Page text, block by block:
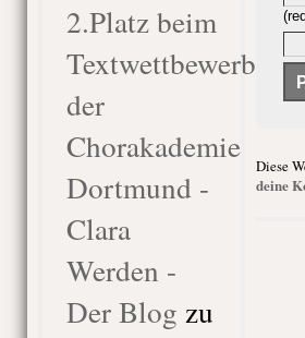
2.Platz beim
Textwettbewerb
der
Chorakademie
Dortmund -
Clara
Werden -
Der Blog zu
Diese
deine